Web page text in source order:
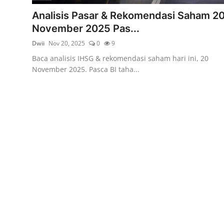
Rekomendasi
Analisis Pasar & Rekomendasi Saham
November 2025 Pas...
Dwii Nov 20, 2025 0 9
Baca analisis IHSG & rekomendasi saham hari ini, 20
November 2025. Pasca BI taha...